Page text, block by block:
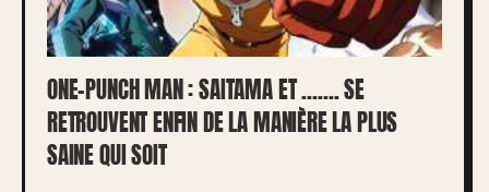
ONE-PUNCH MAN : SAITAMA ET ……. SE
RETROUVENT ENFIN DE LA MANIÈRE LA PLUS
SAINE QUI SOIT